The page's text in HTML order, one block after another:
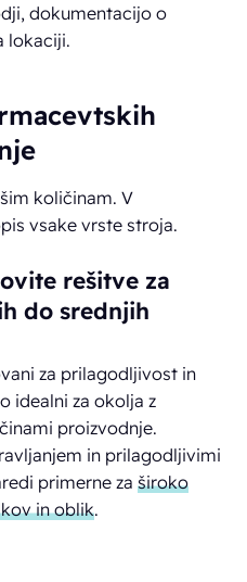
dokumentacijo o
lokaciji.
količinam. V
vsake vrste stroja.
rešitve za
do srednjih
za prilagodljivost in
idealni za okolja z
proizvodnje.
in prilagodljivimi
primerne zaširoko
in oblik.